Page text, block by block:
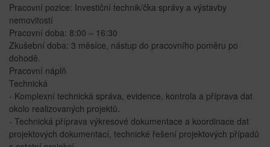
Pracovní pozice: Investiční technik/čka správy a výstavby
nemovitostí
Pracovní doba: 8:00 – 16:30
Zkušební doba: 3 měsíce, nástup do pracovního poměru po
dohodě.
Pracovní náplň
Technická
- Komplexní technická správa, evidence, kontrola a příprava dat
okolo realizovaných projektů.
- Technická příprava výkresové dokumentace a koordinace dat
projektových dokumentací, technické řešení projektových případů